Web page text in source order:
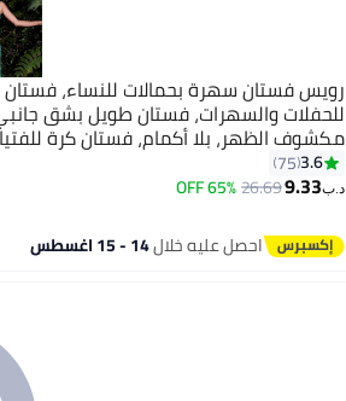
رويس فستان سهرة بحمالات للنساء، فستان
للحفلات والسهرات، فستان طويل بشق
مكشوف الظهر، بلا أكمام، فستان كرة
فستان أنيق عالي الخصر نحيف، الأخضر
3.6
75
د.ب‏9.33
26.69
65% OFF
احصل عليه خلال14 - 15 اغسطس